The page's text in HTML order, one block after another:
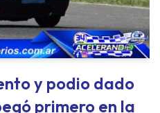
y podio dado
primero en la